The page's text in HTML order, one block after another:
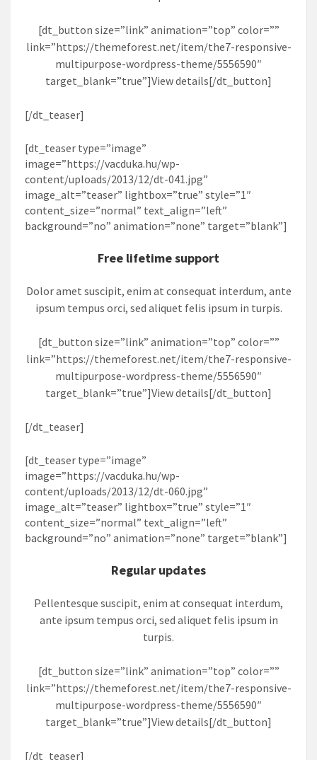
[dt_button size=”link” animation=”top” color=””
link=”https://themeforest.net/item/the7-responsive-
multipurpose-wordpress-theme/5556590″
target_blank=”true”]View details[/dt_button]
[/dt_teaser]
[dt_teaser type=”image”
image=”https://vacduka.hu/wp-
content/uploads/2013/12/dt-041.jpg”
image_alt=”teaser” lightbox=”true” style=”1″
content_size=”normal” text_align=”left”
background=”no” animation=”none” target=”blank”]
Free lifetime support
Dolor amet suscipit, enim at consequat interdum, ante
ipsum tempus orci, sed aliquet felis ipsum in turpis.
[dt_button size=”link” animation=”top” color=””
link=”https://themeforest.net/item/the7-responsive-
multipurpose-wordpress-theme/5556590″
target_blank=”true”]View details[/dt_button]
[/dt_teaser]
[dt_teaser type=”image”
image=”https://vacduka.hu/wp-
content/uploads/2013/12/dt-060.jpg”
image_alt=”teaser” lightbox=”true” style=”1″
content_size=”normal” text_align=”left”
background=”no” animation=”none” target=”blank”]
Regular updates
Pellentesque suscipit, enim at consequat interdum,
ante ipsum tempus orci, sed aliquet felis ipsum in
turpis.
[dt_button size=”link” animation=”top” color=””
link=”https://themeforest.net/item/the7-responsive-
multipurpose-wordpress-theme/5556590″
target_blank=”true”]View details[/dt_button]
[/dt_teaser]